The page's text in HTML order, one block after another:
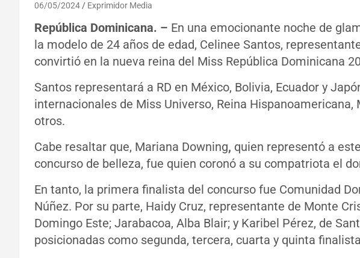
06/05/2024 Exprimidor Media
República Dominicana. – En una emocionante noche de
la modelo de 24 años de edad, Celinee Santos,
convirtió en la nueva reina del Miss República Dominicana
Santos representará a RD en México, Bolivia, Ecuador y
internacionales de Miss Universo, Reina Hispanoamericana,
otros.
Cabe resaltar que, Mariana Downing, quien representó a
concurso de belleza, fue quien coronó a su compatriota el
En tanto, la primera finalista del concurso fue Comunidad
Núñez. Por su parte, Haidy Cruz, representante de Monte
Domingo Este; Jarabacoa, Alba Blair; y Karibel Pérez, de
posicionadas como segunda, tercera, cuarta y quinta